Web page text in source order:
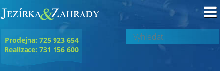
Prodejna: 725 923 654
Realizace: 731 156 600